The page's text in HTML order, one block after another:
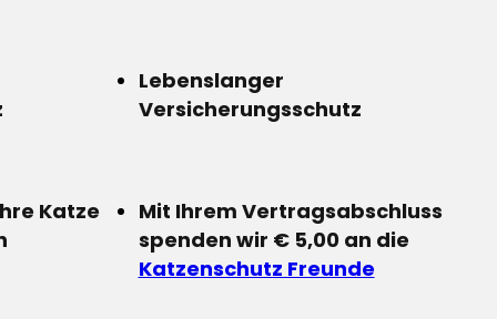
Lebenslanger
Versicherungsschutz
Katze
Mit Ihrem Vertragsabschluss
spenden wir € 5,00 an die
Katzenschutz Freunde